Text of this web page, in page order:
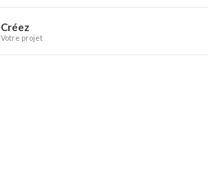
Créez
Votre projet